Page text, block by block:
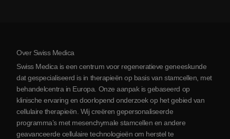
Over Servië
Partnerschap
Contact opnemen
Over Swiss Medica
Swiss Medica is een centrum voor regeneratieve geneeskunde
dat gespecialiseerd is in therapieën op basis van stamcellen, met
behandelcentra in Europa. Onze aanpak is gebaseerd op
klinische ervaring en doorlopend onderzoek op het gebied van
cellulaire therapieën. Wij creëren gepersonaliseerde
programma’s met mesenchymale stamcellen en andere
geavanceerde cellulaire technologieën om herstel te